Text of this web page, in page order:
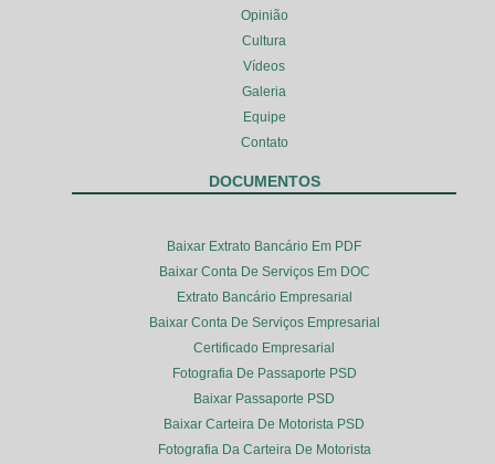
Opinião
Cultura
Vídeos
Galeria
Equipe
Contato
DOCUMENTOS
Baixar Extrato Bancário Em PDF
Baixar Conta De Serviços Em DOC
Extrato Bancário Empresarial
Baixar Conta De Serviços Empresarial
Certificado Empresarial
Fotografia De Passaporte PSD
Baixar Passaporte PSD
Baixar Carteira De Motorista PSD
Fotografia Da Carteira De Motorista